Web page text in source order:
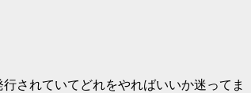
されていてどれをやればいいか迷ってま